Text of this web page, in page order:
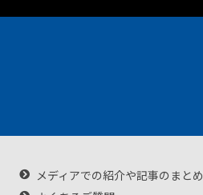
メディアでの紹介や記事のまとめ